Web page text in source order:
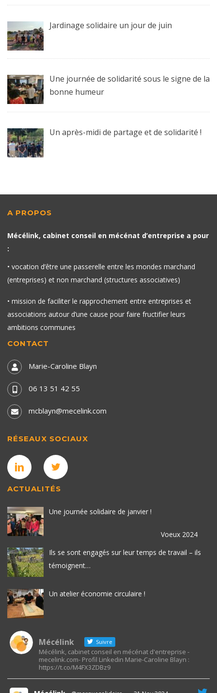
Jardinage solidaire un jour de juin
Une journée de solidarité sous le signe de la
bonne humeur
Un après-midi de partage et de solidarité !
A PROPOS
Mécélink, cabinet conseil en mécénat d’entreprise a pour
:
• vocation d’être une passerelle entre les mondes marchand
(entreprises) et non marchand (structures associatives)
• mission de faciliter le rapprochement entre entreprises et
associations autour d’une cause pour faire fructifier leurs
ambitions communes
CONTACT
Marie-Caroline Blayn
06 13 51 42 55
mcblayn@mecelink.com
RÉSEAUX SOCIAUX
ACTUALITÉS
Une journée solidaire de janvier !
Voeux 2024
Ils se sont engagés sur leur temps de travail – ils
témoignent…
Un atelier économie circulaire !
Mécélink Suivre
Mécélink, cabinet conseil en mécénat d'entreprise -
mecelink.com- Profil Linkedin Marie-Caroline Blayn :
https://t.co/M4FX3ZDBz9